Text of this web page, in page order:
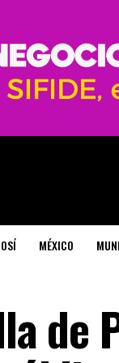
MÉXICO
de